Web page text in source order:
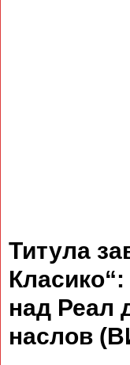
Титула
над Реал
наслов